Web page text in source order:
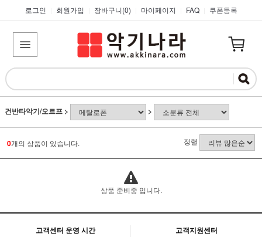
로그인 회원가입 장바구니(0) 마이페이지 FAQ 쿠폰등록
건반타악기/오르프 > >
0개의 상품이 있습니다. 정렬
상품 준비중 입니다.
고객센터 운영 시간 고객지원센터